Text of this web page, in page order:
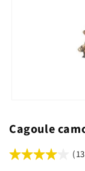
Cagoule